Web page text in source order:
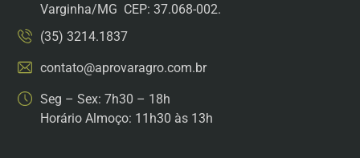
Varginha/MG CEP: 37.068-002.
(35) 3214.1837
contato@aprovaragro.com.br
Seg – Sex: 7h30 – 18h
Horário Almoço: 11h30 às 13h